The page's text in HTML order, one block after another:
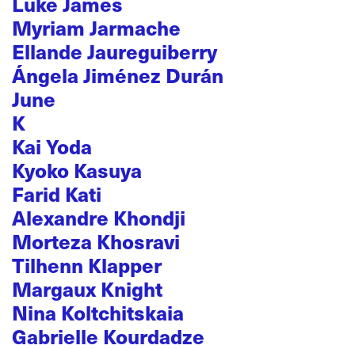
Myriam Jarmache
Ellande Jaureguiberry
Ángela Jiménez Durán
June
K
Kai Yoda
Kyoko Kasuya
Farid Kati
Alexandre Khondji
Morteza Khosravi
Tilhenn Klapper
Margaux Knight
Nina Koltchitskaia
Gabrielle Kourdadze